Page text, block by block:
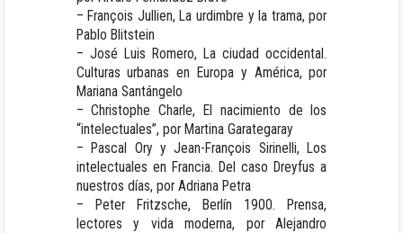
– François Jullien, La urdimbre y la trama, por
Pablo Blitstein
– José Luis Romero, La ciudad occidental.
Culturas urbanas en Europa y América, por
Mariana Santángelo
– Christophe Charle, El nacimiento de los
“intelectuales”, por Martina Garategaray
– Pascal Ory y Jean-François Sirinelli, Los
intelectuales en Francia. Del caso Dreyfus a
nuestros días, por Adriana Petra
– Peter Fritzsche, Berlín 1900. Prensa,
lectores y vida moderna, por Alejandro